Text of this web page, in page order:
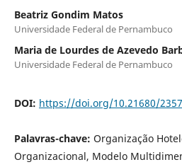
Beatriz Gondim Matos
Universidade Federal de Pernambuco
Maria de Lourdes de Azevedo
Universidade Federal de Pernambuco
DOI: https://doi.org/10.21680/
Palavras-chave: Organização
Organizacional, Modelo